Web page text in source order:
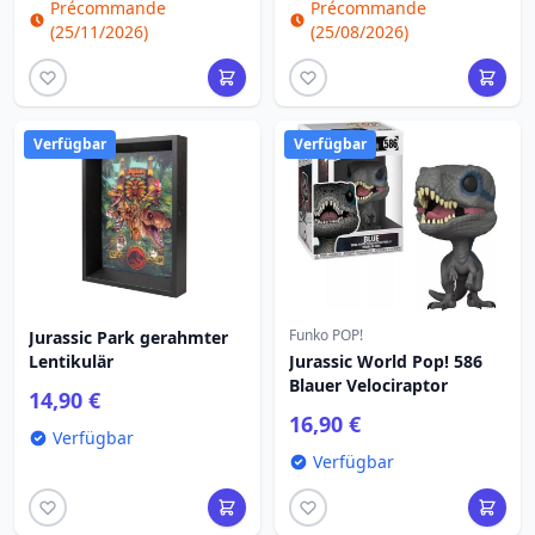
Précommande
(25/11/2026)
Précommande
(25/08/2026)
Verfügbar
Jurassic Park gerahmter
Lentikulär
14,90 €
Verfügbar
Verfügbar
Funko POP!
Jurassic World Pop! 586
Blauer Velociraptor
16,90 €
Verfügbar